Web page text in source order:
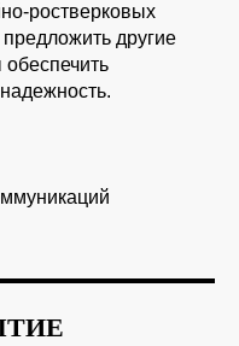
ростверковых
другие